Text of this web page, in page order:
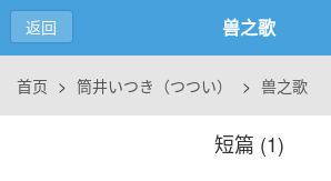
返回 兽之歌
首页 > 筒井いつき（つつい） > 兽之歌
短篇 (1)